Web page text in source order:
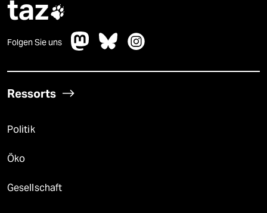
taz
Folgen Sie uns
Ressorts
Politik
Öko
Gesellschaft